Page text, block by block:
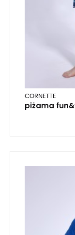
CORNETTE
piżama